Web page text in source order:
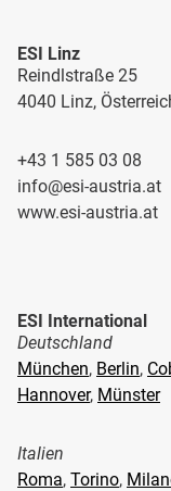
ESI Linz
Reindlstraße 25
4040 Linz,
+43 1 585 03 08
info@esi-austria.at
www.esi-austria.at
ESI International
Deutschland
München, Berlin,
Hannover, Münster
Italien
Roma, Torino,